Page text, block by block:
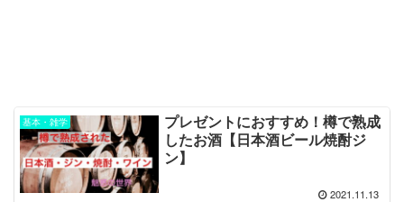
基本・雑学
プレゼントにおすすめ！樽で熟成
したお酒【日本酒ビール焼酎ジ
ン】
2021.11.13